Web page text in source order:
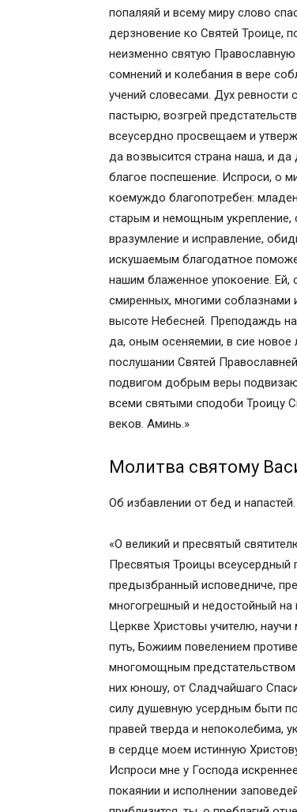
попаляяй и всему миру слово
дерзновение ко Святей Троице,
неизменно святую
сомнений и колебания в вере
учений словесами. Дух
пастырю, возгрей
всеусердно просвещаем и
да возвысится страна наша, и
благое поспешение. Испроси, о
коемуждо благопотребен:
старым и немощным
вразумление и исправление,
искушаемым благодатное
нашим блаженное упокоение. Ей,
смиренных, многими соблазнами
высоте Небесней. Преподаждь
да, оным осеняемии, в сие новое
послушании Святей
подвигом добрым веры
всеми святыми сподоби Троицу
веков. Аминь.»
Молитва святому
Об избавлении от бед и напастей.
«О великий и пресвятый
Пресвятыя Троицы всеусердный
предызбранный исповедниче,
многогрешный и недостойный
Церкве Христовы учителю,
путь, Божиим повелением
многомощным предстательством
них юношу, от Сладчайшаго
силу душевную усердным быти
правей тверда и непоколебима,
в сердце моем истинную
Испроси мне у Господа
покаянии и исполнении